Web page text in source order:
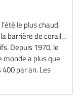
le plus chaud,
barrière de corail…
Depuis 1970, le
a plus que
par an. Les